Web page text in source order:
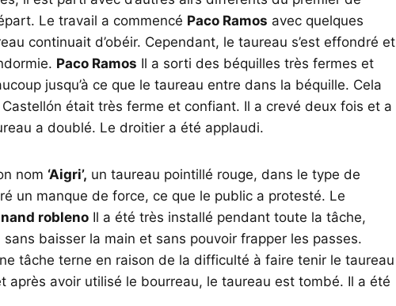
Le travail a commencé Paco Ramos avec quelques
continuait d’obéir. Cependant, le taureau s’est effondré et
Paco Ramos Il a sorti des béquilles très fermes et
jusqu’à ce que le taureau entre dans la béquille. Cela
était très ferme et confiant. Il a crevé deux fois et a
a doublé. Le droitier a été applaudi.
nom ‘Aigri’, un taureau pointillé rouge, dans le type de
un manque de force, ce que le public a protesté. Le
robleno Il a été très installé pendant toute la tâche,
baisser la main et sans pouvoir frapper les passes.
tâche terne en raison de la difficulté à faire tenir le taureau
avoir utilisé le bourreau, le taureau est tombé. Il a été